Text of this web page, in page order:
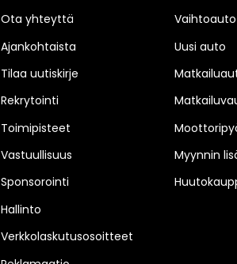
Ota yhteyttä
Ajankohtaista
Tilaa uutiskirje
Rekrytointi
Toimipisteet
Vastuullisuus
Sponsorointi
Hallinto
Verkkolaskutusosoitteet
Uusi auto
Myynnin